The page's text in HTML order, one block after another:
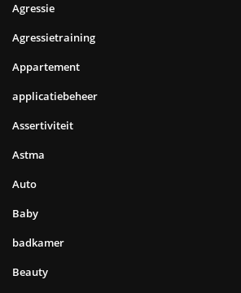
Agressie
Agressietraining
Appartement
applicatiebeheer
Assertiviteit
Astma
Auto
Baby
badkamer
Beauty